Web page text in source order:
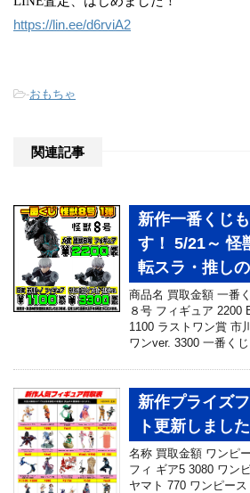
https://lin.ee/d6rviA2
-おもちゃ
関連記事
新作一番くじ
す！ 5/21～ 怪
転スラ・推し
商品名 買取金額 一番
８号 フィギュア 2200
1100 ラストワン賞 市
ワンver. 3300 一番く
新作プライズ
ト更新しまし
名称 買取金額 ワンピ
フィ ギア5 3080 ワン
ヤマト 770 ワンピー